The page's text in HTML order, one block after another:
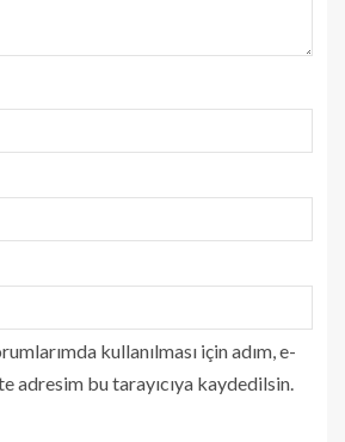
kullanılması için adım, e-
adresim bu tarayıcıya kaydedilsin.